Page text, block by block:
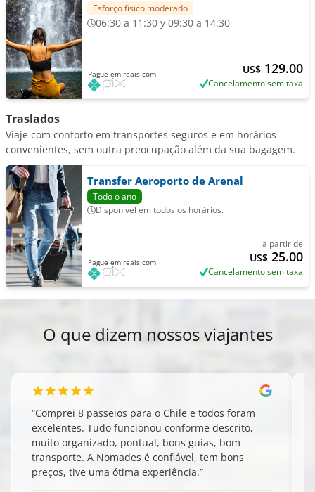
Esforço físico moderado
06:30 a 11:30 y 09:30 a 14:30
US$ 129.00
Cancelamento sem taxa
Pague em reais com
Traslados
Viaje com conforto em transportes seguros e em horários
convenientes, sem outra preocupação além da sua bagagem.
Transfer Aeroporto de Arenal
Todo o ano
Disponível em todos os horários.
a partir de
US$ 25.00
Cancelamento sem taxa
Pague em reais com
O que dizem nossos viajantes
“Comprei 8 passeios para o Chile e todos foram
excelentes. Tudo funcionou conforme descrito,
muito organizado, pontual, bons guias, bom
transporte. A Nomades é confiável, tem bons
preços, tive uma ótima experiência.”